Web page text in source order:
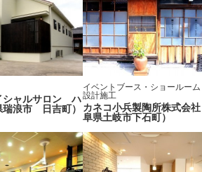
シャルサロン ハ
瑞浪市 日吉町）
イベントブース・ショールーム
設計施工
カネコ小兵製陶所株式会
阜県土岐市下石町）